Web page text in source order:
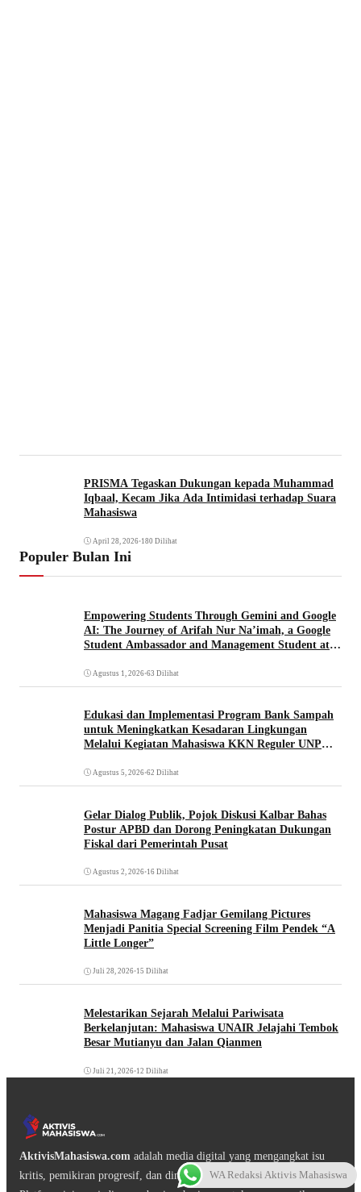
PRISMA Tegaskan Dukungan kepada Muhammad
Iqbaal, Kecam Jika Ada Intimidasi terhadap Suara
Mahasiswa
April 28, 2026•180 Dilihat
Populer Bulan Ini
Empowering Students Through Gemini and Google
AI: The Journey of Arifah Nur Na’imah, a Google
Student Ambassador and Management Student at
Agustus 1, 2026•63 Dilihat
Edukasi dan Implementasi Program Bank Sampah
untuk Meningkatkan Kesadaran Lingkungan
Melalui Kegiatan Mahasiswa KKN Reguler UNP
Agustus 5, 2026•62 Dilihat
Gelar Dialog Publik, Pojok Diskusi Kalbar Bahas
Postur APBD dan Dorong Peningkatan Dukungan
Fiskal dari Pemerintah Pusat
Agustus 2, 2026•16 Dilihat
Mahasiswa Magang Fadjar Gemilang Pictures
Menjadi Panitia Special Screening Film Pendek “A
Little Longer”
Juli 28, 2026•15 Dilihat
Melestarikan Sejarah Melalui Pariwisata
Berkelanjutan: Mahasiswa UNAIR Jelajahi Tembok
Besar Mutianyu dan Jalan Qianmen
Juli 21, 2026•12 Dilihat
AktivisMahasiswa.com adalah media digital yang mengangkat isu
kritis, pemikiran progresif, dan dinamika gerakan mahasiswa.
WA Redaksi Aktivis Mahasiswa